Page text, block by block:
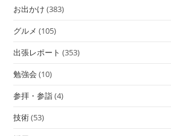
お出かけ (383)
グルメ (105)
出張レポート (353)
勉強会 (10)
参拝・参詣(4)
技術(53)